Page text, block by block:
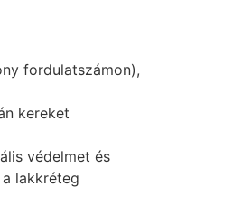
fordulatszámon),
kereket
védelmet és
lakkréteg